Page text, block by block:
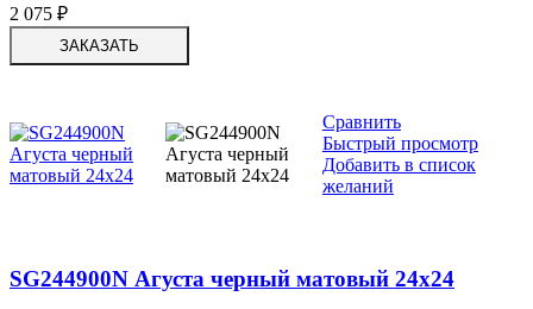
2 075 ₽
ЗАКАЗАТЬ
Сравнить
Быстрый просмотр
Добавить в список
желаний
SG244900N Агуста черный матовый 24х24